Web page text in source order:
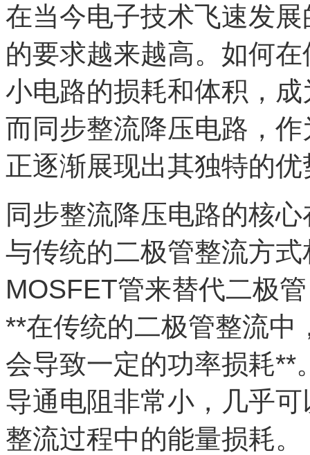
在当今电子技术飞速发
的要求越来越高。如何
小电路的损耗和体积，
而同步整流降压电路，
正逐渐展现出其独特的
同步整流降压电路的核
与传统的二极管整流方
MOSFET管来替代二极
**在传统的二极管整流中
会导致一定的功率损耗**
导通电阻非常小，几乎
整流过程中的能量损耗。